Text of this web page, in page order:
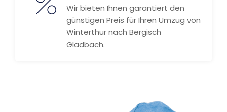
Wir bieten Ihnen garantiert den
günstigen Preis für Ihren Umzug von
Winterthur nach Bergisch
Gladbach.